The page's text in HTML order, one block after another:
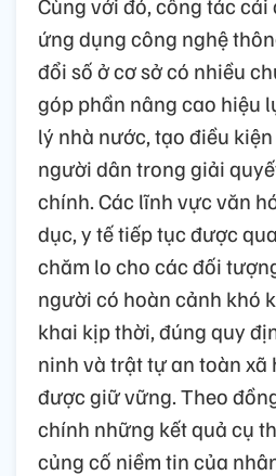
ứng dụng công nghệ
đổi số ở cơ sở có nhiều
góp phần nâng cao hiệu
lý nhà nước, tạo điều
người dân trong giải
chính. Các lĩnh vực văn
dục, y tế tiếp tục được
chăm lo cho các đối
người có hoàn cảnh khó
khai kịp thời, đúng quy
ninh và trật tự an toàn xã
được giữ vững. Theo
chính những kết quả cụ
củng cố niềm tin của